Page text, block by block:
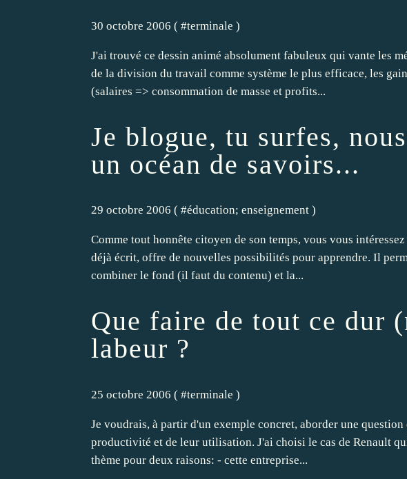
30 octobre 2006 ( #terminale )
J'ai trouvé ce dessin animé absolument fabuleux qui vante les
de la division du travail comme système le plus efficace, les
(salaires => consommation de masse et profits...
Je blogue, tu surfes,
un océan de savoirs...
29 octobre 2006 ( #éducation; enseignement )
Comme tout honnête citoyen de son temps, vous vous
déjà écrit, offre de nouvelles possibilités pour apprendre. Il
combiner le fond (il faut du contenu) et la...
Que faire de tout ce dur
labeur ?
25 octobre 2006 ( #terminale )
Je voudrais, à partir d'un exemple concret, aborder une
productivité et de leur utilisation. J'ai choisi le cas de Renault
thème pour deux raisons: - cette entreprise...